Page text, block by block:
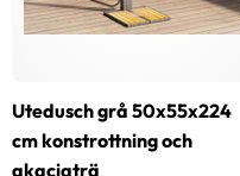
Utedusch grå 50x55x224
cm konstrottning och
akaciaträ